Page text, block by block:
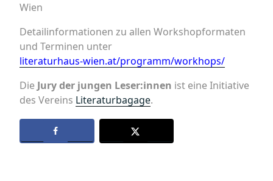
Wien
Detailinformationen zu allen Workshopformaten
und Terminen unter
literaturhaus-wien.at/programm/workhops/
Die Jury der jungen Leser:innen ist eine Initiative
des Vereins Literaturbagage.